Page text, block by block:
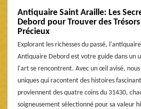
Antiquaire Saint Araille: Les
Debord pour Trouver des
Précieux
Explorant les richesses du passé,
Antiquaire Debord est votre guide dans un
l'art se rencontrent. Avec un œil avisé, nous
uniques qui racontent des histoires
proviennent des quatre coins du 31430,
soigneusement sélectionné pour sa valeur